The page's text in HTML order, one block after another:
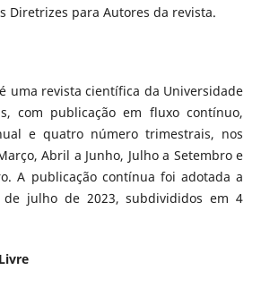
Diretrizes para Autores da revista.
uma revista científica da Universidade
com publicação em fluxo contínuo,
e quatro número trimestrais, nos
Abril a Junho, Julho a Setembro e
A publicação contínua foi adotada a
julho de 2023, subdivididos em 4